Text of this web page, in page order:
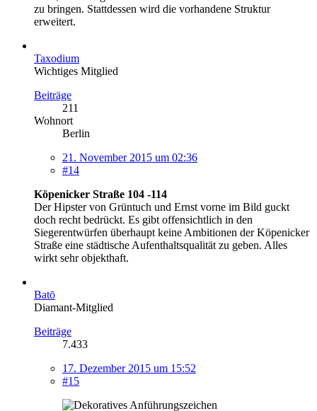
zu bringen. Stattdessen wird die vorhandene Struktur
erweitert.
Taxodium
Wichtiges Mitglied
Beiträge
211
Wohnort
Berlin
21. November 2015 um 02:36
#14
Köpenicker Straße 104 -114
Der Hipster von Grüntuch und Ernst vorne im Bild guckt
doch recht bedrückt. Es gibt offensichtlich in den
Siegerentwürfen überhaupt keine Ambitionen der Köpenicker
Straße eine städtische Aufenthaltsqualität zu geben. Alles
wirkt sehr objekthaft.
Batō
Diamant-Mitglied
Beiträge
7.433
17. Dezember 2015 um 15:52
#15